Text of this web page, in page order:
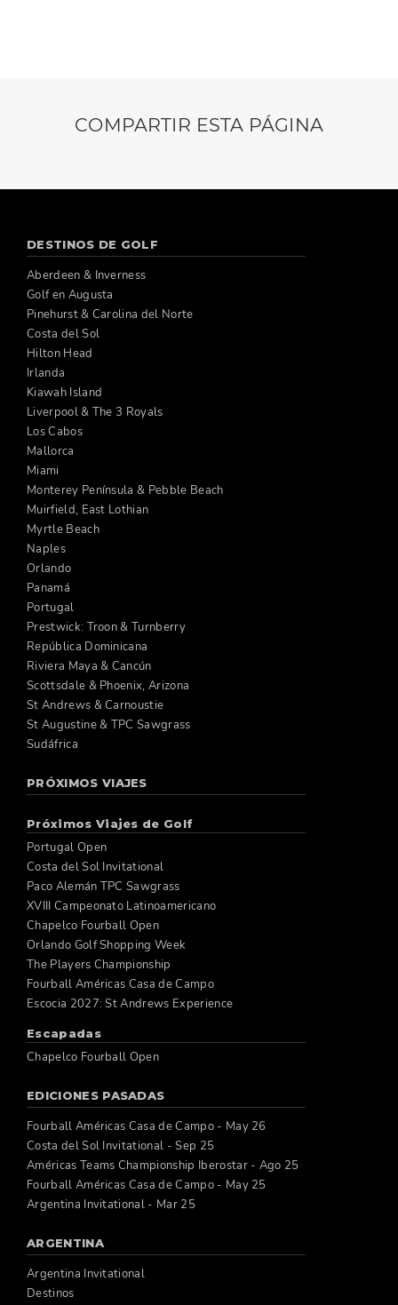
COMPARTIR ESTA PÁGINA
DESTINOS DE GOLF
Aberdeen & Inverness
Golf en Augusta
Pinehurst & Carolina del Norte
Costa del Sol
Hilton Head
Irlanda
Kiawah Island
Liverpool & The 3 Royals
Los Cabos
Mallorca
Miami
Monterey Península & Pebble Beach
Muirfield, East Lothian
Myrtle Beach
Naples
Orlando
Panamá
Portugal
Prestwick: Troon & Turnberry
República Dominicana
Riviera Maya & Cancún
Scottsdale & Phoenix, Arizona
St Andrews & Carnoustie
St Augustine & TPC Sawgrass
Sudáfrica
PRÓXIMOS VIAJES
Próximos Viajes de Golf
Portugal Open
Costa del Sol Invitational
Paco Alemán TPC Sawgrass
XVIII Campeonato Latinoamericano
Chapelco Fourball Open
Orlando Golf Shopping Week
The Players Championship
Fourball Américas Casa de Campo
Escocia 2027: St Andrews Experience
Escapadas
Chapelco Fourball Open
EDICIONES PASADAS
Fourball Américas Casa de Campo - May 26
Costa del Sol Invitational - Sep 25
Américas Teams Championship Iberostar - Ago 25
Fourball Américas Casa de Campo - May 25
Argentina Invitational - Mar 25
ARGENTINA
Argentina Invitational
Destinos